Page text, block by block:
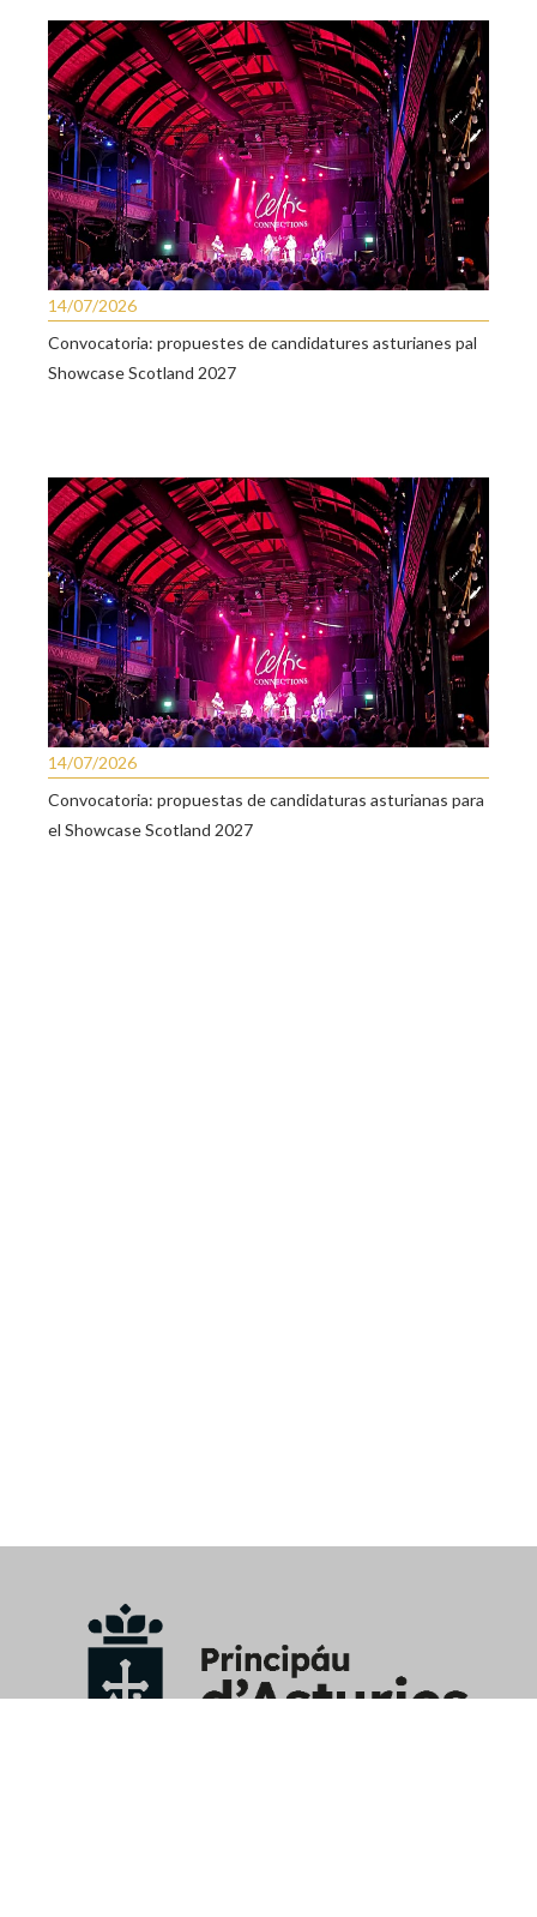
14/07/2026
Convocatoria: propuestes de candidatures asturianes pal
Showcase Scotland 2027
14/07/2026
Convocatoria: propuestas de candidaturas asturianas para
el Showcase Scotland 2027